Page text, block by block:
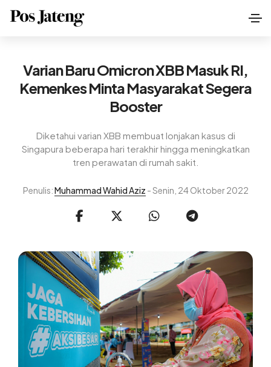
Varian Baru Omicron XBB Masuk RI,
Kemenkes Minta Masyarakat Segera
Booster
Diketahui varian XBB membuat lonjakan kasus di
Singapura beberapa hari terakhir hingga meningkatkan
tren perawatan di rumah sakit.
Penulis:Muhammad Wahid Aziz - Senin, 24 Oktober 2022